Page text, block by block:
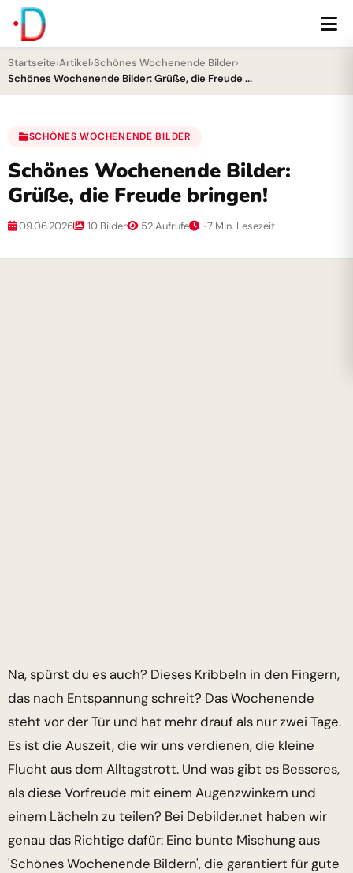
Startseite›Artikel›Schönes Wochenende Bilder›
Schönes Wochenende Bilder: Grüße, die Freude ...
SCHÖNES WOCHENENDE BILDER
Schönes Wochenende Bilder:
Grüße, die Freude bringen!
09.06.2026 10 Bilder 52 Aufrufe ~7 Min. Lesezeit
Na, spürst du es auch? Dieses Kribbeln in den Fingern,
das nach Entspannung schreit? Das Wochenende
steht vor der Tür und hat mehr drauf als nur zwei Tage.
Es ist die Auszeit, die wir uns verdienen, die kleine
Flucht aus dem Alltagstrott. Und was gibt es Besseres,
als diese Vorfreude mit einem Augenzwinkern und
einem Lächeln zu teilen? Bei Debilder.net haben wir
genau das Richtige dafür: Eine bunte Mischung aus
'Schönes Wochenende Bildern', die garantiert für gute